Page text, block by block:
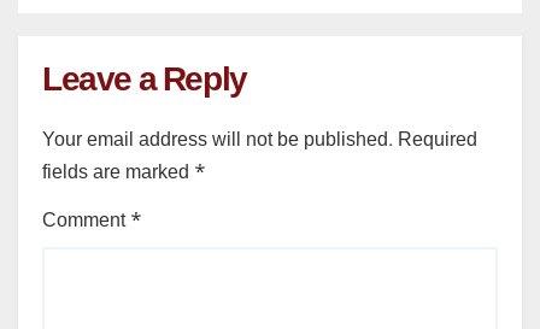
Leave a Reply
Your email address will not be published. Required
fields are marked *
Comment*